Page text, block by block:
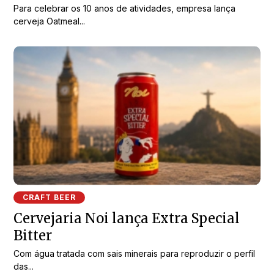
Para celebrar os 10 anos de atividades, empresa lança
cerveja Oatmeal...
CRAFT BEER
Cervejaria Noi lança Extra Special
Bitter
Com água tratada com sais minerais para reproduzir o perfil
das...